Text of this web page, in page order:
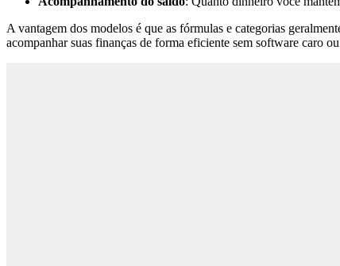
A vantagem dos modelos é que as fórmulas e categorias
acompanhar suas finanças de forma eficiente sem software caro